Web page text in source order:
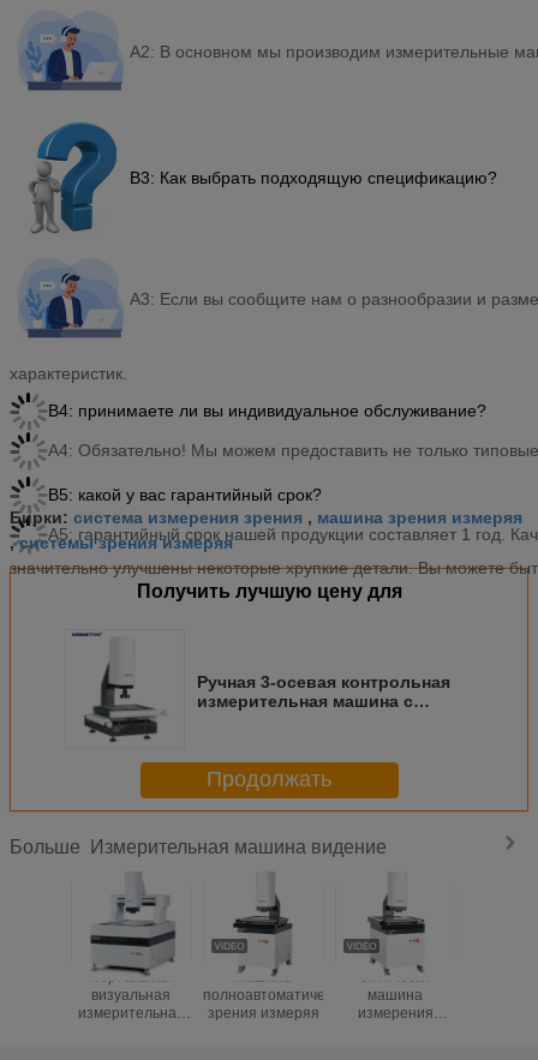
A2: В основном мы производим измерительные
В3: Как выбрать подходящую спецификацию?
A3: Если вы сообщите нам о разнообразии и
характеристик.
В4: принимаете ли вы индивидуальное обслуживание?
А4: Обязательно! Мы можем предоставить не только
В5: какой у вас гарантийный срок?
A5: гарантийный срок нашей продукции составляет 1 год.
значительно улучшены некоторые хрупкие детали. Вы можете
Бирки: система измерения зрения , машина зрения измеряя
,системы зрения измеряя
Получить лучшую цену для
Ручная 3-осевая контрольная
измерительная машина с
Продолжать
Больше Измерительная машина видение
Портальная
визуальная
измерительная
Машина
полноавтоматического
зрения измеряя
оптически
машина
измерения